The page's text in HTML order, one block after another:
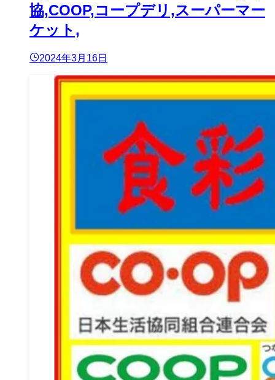
協,COOP,コープデリ,スーパーマー
ケット,
2024年3月16日